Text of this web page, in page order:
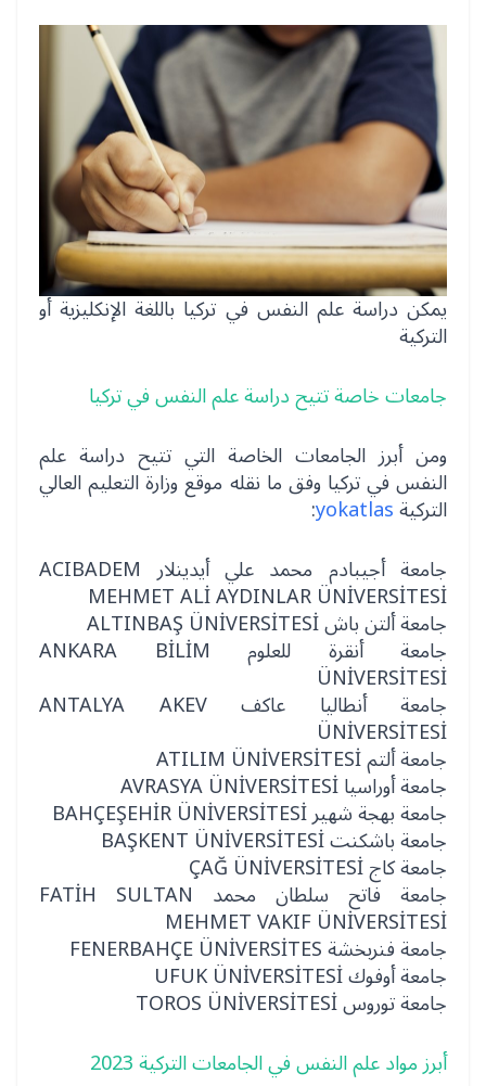
يمكن دراسة علم النفس في تركيا باللغة الإنكليزية أو
التركية
جامعات خاصة تتيح دراسة علم النفس في تركيا
ومن أبرز الجامعات الخاصة التي تتيح دراسة علم
النفس في تركيا وفق ما نقله موقع وزارة التعليم العالي
التركيةyokatlas
:
جامعة أجيبادم محمد علي أيدينلار ACIBADEM
MEHMET ALİ AYDINLAR ÜNİVERSİTESİ
جامعة ألتن باش ALTINBAŞ ÜNİVERSİTESİ
جامعة أنقرة للعلوم ANKARA BİLİM
ÜNİVERSİTESİ
جامعة أنطاليا عاكف ANTALYA AKEV
ÜNİVERSİTESİ
جامعة ألتم ATILIM ÜNİVERSİTESİ
جامعة أوراسيا AVRASYA ÜNİVERSİTESİ
جامعة بهجة شهير BAHÇEŞEHİR ÜNİVERSİTESİ
جامعة باشكنت BAŞKENT ÜNİVERSİTESİ
جامعة كاج ÇAĞ ÜNİVERSİTESİ
جامعة فاتح سلطان محمد FATİH SULTAN
MEHMET VAKIF ÜNİVERSİTESİ
جامعة فنربخشة FENERBAHÇE ÜNİVERSİTES
جامعة أوفوك UFUK ÜNİVERSİTESİ
جامعة توروس TOROS ÜNİVERSİTESİ
أبرز مواد علم النفس في الجامعات التركية 2023